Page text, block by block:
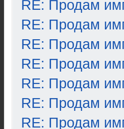
RE: Продам
RE: Продам
RE: Продам
RE: Продам
RE: Продам
RE: Продам
RE: Продам